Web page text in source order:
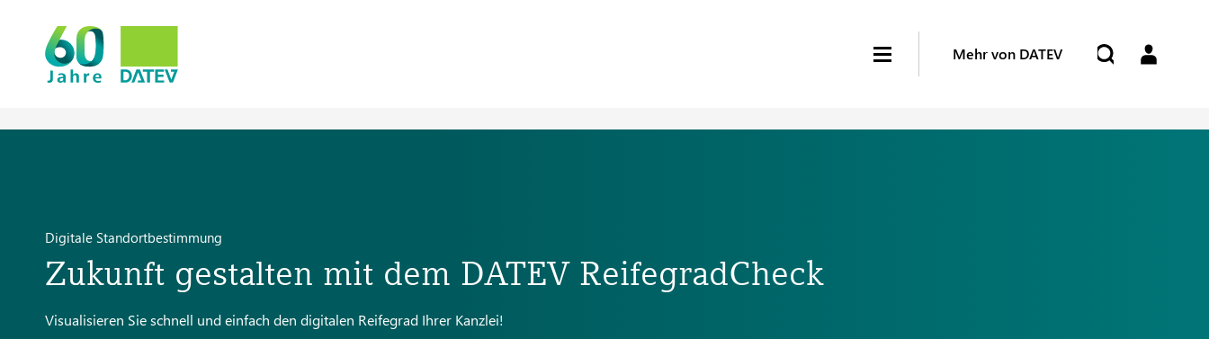
Mehr von DATEV
Digitale Standortbestimmung
Zukunft gestalten mit dem DATEV ReifegradCheck
Visualisieren Sie schnell und einfach den digitalen Reifegrad Ihrer Kanzlei!